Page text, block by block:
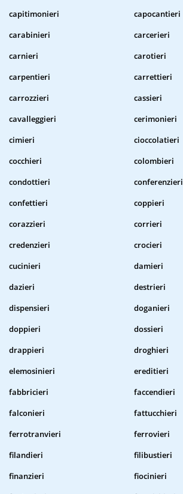
capitimonieri
capocantieri
carabinieri
carcerieri
carnieri
carotieri
carpentieri
carrettieri
carrozzieri
cassieri
cavalleggieri
cerimonieri
cimieri
cioccolatieri
cocchieri
colombieri
condottieri
conferenzieri
confettieri
coppieri
corazzieri
corrieri
credenzieri
crocieri
cucinieri
damieri
dazieri
destrieri
dispensieri
doganieri
doppieri
dossieri
drappieri
droghieri
elemosinieri
ereditieri
fabbricieri
faccendieri
falconieri
fattucchieri
ferrotranvieri
ferrovieri
filandieri
filibustieri
finanzieri
fiocinieri